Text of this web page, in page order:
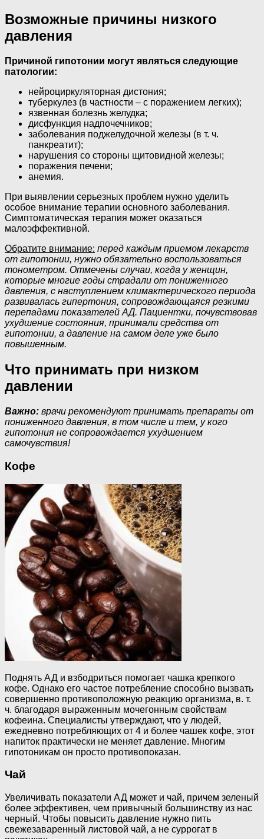
Возможные причины низкого
давления
Причиной гипотонии могут являться следующие
патологии:
нейроциркуляторная дистония;
туберкулез (в частности – с поражением легких);
язвенная болезнь желудка;
дисфункция надпочечников;
заболевания поджелудочной железы (в т. ч.
панкреатит);
нарушения со стороны щитовидной железы;
поражения печени;
анемия.
При выявлении серьезных проблем нужно уделить
особое внимание терапии основного заболевания.
Симптоматическая терапия может оказаться
малоэффективной.
Обратите внимание: перед каждым приемом лекарств
от гипотонии, нужно обязательно воспользоваться
тонометром. Отмечены случаи, когда у женщин,
которые многие годы страдали от пониженного
давления, с наступлением климактерического периода
развивалась гипертония, сопровождающаяся резкими
перепадами показателей АД. Пациентки, почувствовав
ухудшение состояния, принимали средства от
гипотонии, а давление на самом деле уже было
повышенным.
Что принимать при низком
давлении
Важно: врачи рекомендуют принимать препараты от
пониженного давления, в том числе и тем, у кого
гипотония не сопровождается ухудшением
самочувствия!
Кофе
Поднять АД и взбодриться помогает чашка крепкого
кофе. Однако его частое потребление способно вызвать
совершенно противоположную реакцию организма, в. т.
ч. благодаря выраженным мочегонным свойствам
кофеина. Специалисты утверждают, что у людей,
ежедневно потребляющих от 4 и более чашек кофе, этот
напиток практически не меняет давление. Многим
гипотоникам он просто противопоказан.
Чай
Увеличивать показатели АД может и чай, причем зеленый
более эффективен, чем привычный большинству из нас
черный. Чтобы повысить давление нужно пить
свежезаваренный листовой чай, а не суррогат в